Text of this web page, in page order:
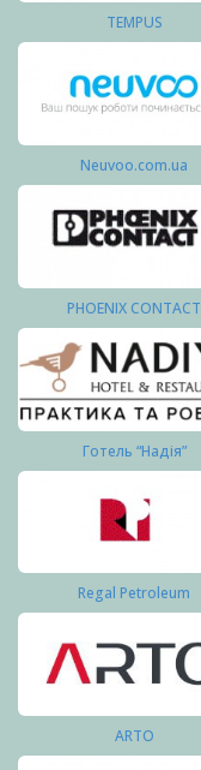
TEMPUS
Neuvoo.com.ua
PHOENIX CONTACT
Готель “Надія”
Regal Petroleum
ARTO